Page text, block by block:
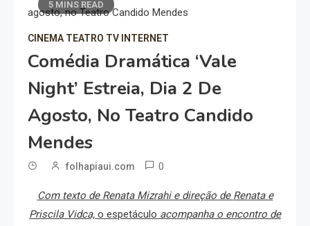
5 MINS READ
CINEMA TEATRO TV INTERNET
Comédia Dramática ‘Vale
Night’ Estreia, Dia 2 De
Agosto, No Teatro Candido
Mendes
folhapiaui.com 0
Com texto de Renata Mizrahi e direção de Renata e
Priscila Vidca, o espetáculo acompanha o encontro de